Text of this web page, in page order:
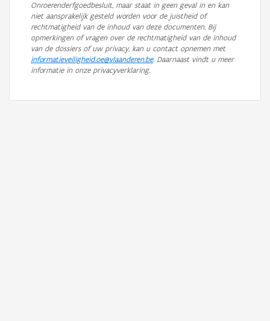
Onroerenderfgoedbesluit, maar staat in geen geval in en kan
niet aansprakelijk gesteld worden voor de juistheid of
rechtmatigheid van de inhoud van deze documenten. Bij
opmerkingen of vragen over de rechtmatigheid van de inhoud
van de dossiers of uw privacy, kan u contact opnemen met
informatieveiligheid.oe@vlaanderen.be. Daarnaast vindt u meer
informatie in onze privacyverklaring.